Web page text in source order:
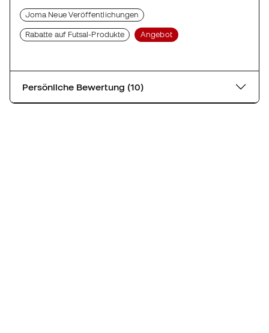
Joma Neue Veröffentlichungen
Rabatte auf Futsal-Produkte Angebot
Persönliche Bewertung (10)